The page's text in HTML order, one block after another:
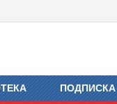
ПОДПИСКА
трамвайчики